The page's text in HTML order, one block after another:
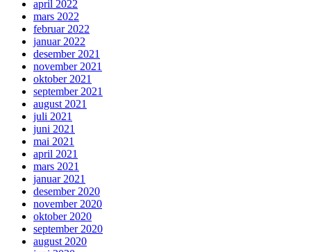
april 2022
mars 2022
februar 2022
januar 2022
desember 2021
november 2021
oktober 2021
september 2021
august 2021
juli 2021
juni 2021
mai 2021
april 2021
mars 2021
januar 2021
desember 2020
november 2020
oktober 2020
september 2020
august 2020